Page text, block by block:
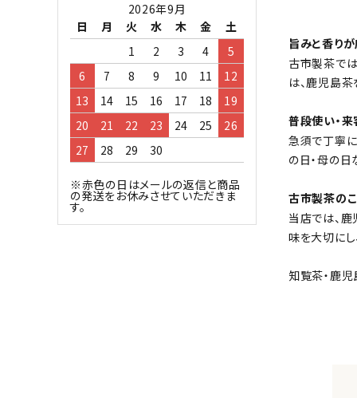
2026年9月
日
月 火 水 木 金
土
1
2 3 4
5
6
7 8 9 10 11
12
13
14 15 16 17 18
19
20
21 22 23 24 25
26
27
28 29 30
※赤色の日はメールの返信と商品
の発送をお休みさせていただきま
す。
旨みと香り
古市製茶で
は、鹿児島
普段使い・
急須で丁寧に
の日・母の
古市製茶の
当店では、
味を大切にし
知覧茶・鹿